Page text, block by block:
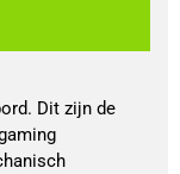
Dit zijn de